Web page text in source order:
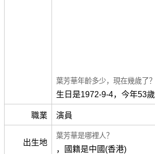
葉芳華年齡多少，現在幾歲了？
生日是1972-9-4，今年53歲
職業 演員
出生地
葉芳華是哪裡人？
，國籍是中國(香港)